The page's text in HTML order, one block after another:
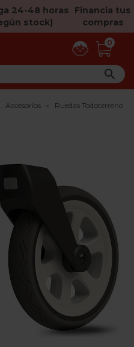
24-48 horas
stock)
Financia tus
compras
0

Accesorios Ruedas Todoterreno